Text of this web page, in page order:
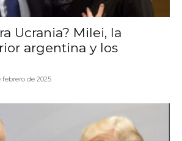
Ucrania? Milei, la
argentina y los
febrero de 2025